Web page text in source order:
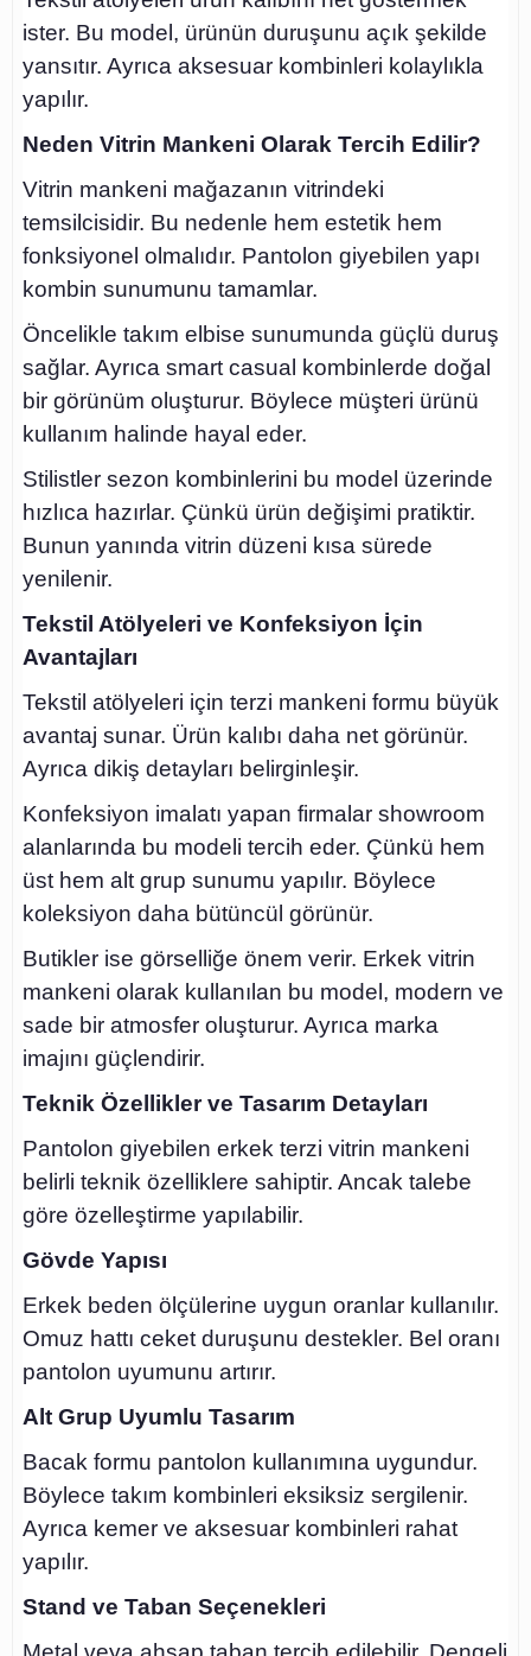
ister. Bu model, ürünün duruşunu açık şekilde
yansıtır. Ayrıca aksesuar kombinleri kolaylıkla
yapılır.
Neden Vitrin Mankeni Olarak Tercih Edilir?
Vitrin mankeni mağazanın vitrindeki
temsilcisidir. Bu nedenle hem estetik hem
fonksiyonel olmalıdır. Pantolon giyebilen yapı
kombin sunumunu tamamlar.
Öncelikle takım elbise sunumunda güçlü duruş
sağlar. Ayrıca smart casual kombinlerde doğal
bir görünüm oluşturur. Böylece müşteri ürünü
kullanım halinde hayal eder.
Stilistler sezon kombinlerini bu model üzerinde
hızlıca hazırlar. Çünkü ürün değişimi pratiktir.
Bunun yanında vitrin düzeni kısa sürede
yenilenir.
Tekstil Atölyeleri ve Konfeksiyon İçin
Avantajları
Tekstil atölyeleri için terzi mankeni formu büyük
avantaj sunar. Ürün kalıbı daha net görünür.
Ayrıca dikiş detayları belirginleşir.
Konfeksiyon imalatı yapan firmalar showroom
alanlarında bu modeli tercih eder. Çünkü hem
üst hem alt grup sunumu yapılır. Böylece
koleksiyon daha bütüncül görünür.
Butikler ise görselliğe önem verir. Erkek vitrin
mankeni olarak kullanılan bu model, modern ve
sade bir atmosfer oluşturur. Ayrıca marka
imajını güçlendirir.
Teknik Özellikler ve Tasarım Detayları
Pantolon giyebilen erkek terzi vitrin mankeni
belirli teknik özelliklere sahiptir. Ancak talebe
göre özelleştirme yapılabilir.
Gövde Yapısı
Erkek beden ölçülerine uygun oranlar kullanılır.
Omuz hattı ceket duruşunu destekler. Bel oranı
pantolon uyumunu artırır.
Alt Grup Uyumlu Tasarım
Bacak formu pantolon kullanımına uygundur.
Böylece takım kombinleri eksiksiz sergilenir.
Ayrıca kemer ve aksesuar kombinleri rahat
yapılır.
Stand ve Taban Seçenekleri